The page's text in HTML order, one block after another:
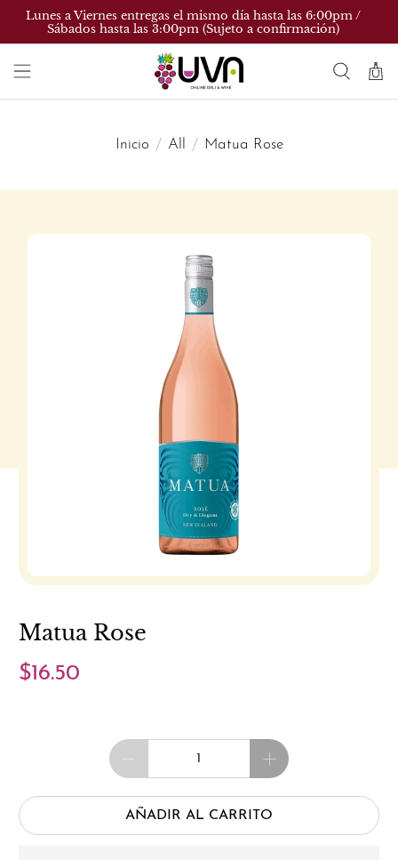
Lunes a Viernes entregas el mismo día hasta las 6:00pm /
Sábados hasta las 3:00pm (Sujeto a confirmación)
Inicio All Matua Rose
Matua Rose
$16.50
Cantidad
AÑADIR AL CARRITO